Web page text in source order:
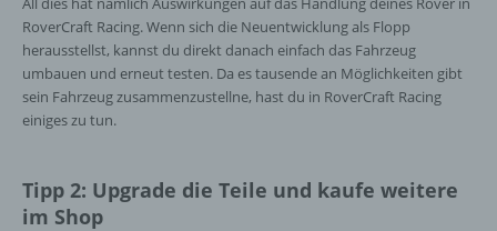
RoverCraft Racing. Wenn sich die Neuentwicklung als Flopp
herausstellst, kannst du direkt danach einfach das Fahrzeug
umbauen und erneut testen. Da es tausende an Möglichkeiten gibt
sein Fahrzeug zusammenzustellne, hast du in RoverCraft Racing
einiges zu tun.
Tipp 2: Upgrade die Teile und kaufe weitere
im Shop